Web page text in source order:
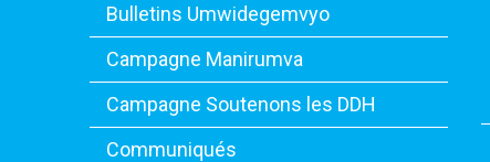
Bulletins Umwidegemvyo
Campagne Manirumva
Campagne Soutenons les DDH
Communiqués